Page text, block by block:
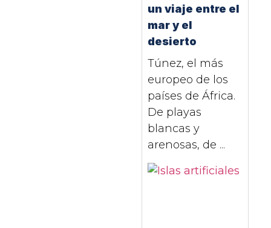
un viaje entre el
mar y el
desierto
Túnez, el más
europeo de los
países de África.
De playas
blancas y
arenosas, de ...